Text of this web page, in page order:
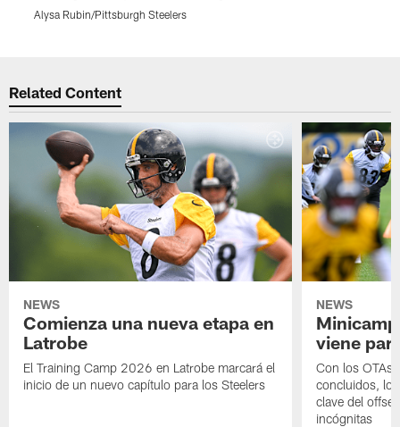
Alysa Rubin/Pittsburgh Steelers
Related Content
NEWS
Comienza una nueva etapa en
Latrobe
El Training Camp 2026 en Latrobe marcará el
inicio de un nuevo capítulo para los Steelers
NEWS
viene
Con los OTAs
concluidos,
clave del
incógnitas